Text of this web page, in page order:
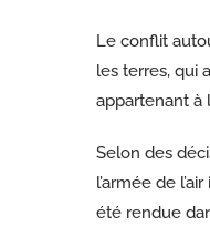
Le conflit
les terres, qui
appartenant à
Selon des
l’armée de
été rendue